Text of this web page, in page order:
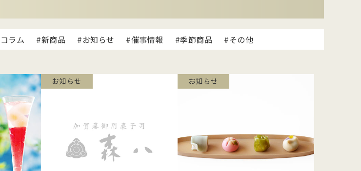
ご自宅用・少量詰合せ
お祝い菓子
ご法要・弔事
手提げ袋
2,000円～2,999円
3,000円～3,999円
4,000円～4,999円
のコシの
和三盆
代表名
黒羊羹「玄」
純度の高い氷砂糖と極上の糸寒天を
が特徴です。４種類のサイズ展開を
ご用意。
黒羊羹「匠」
達
質な国内
だ人気
小型羊羹「粋」
お召上がりやすい形に仕上げた小型
水と厳選素材を使用
宝達葛くずきり
ト お祝い菓子 ご法要・弔事
ラム #新商品 #お知らせ #催事情報 #季節商品 #その他
お知らせ お知らせ